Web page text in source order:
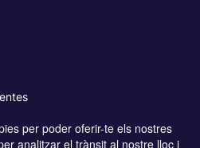
per poder oferir-te els nostres
analitzar el trànsit al nostre lloc i